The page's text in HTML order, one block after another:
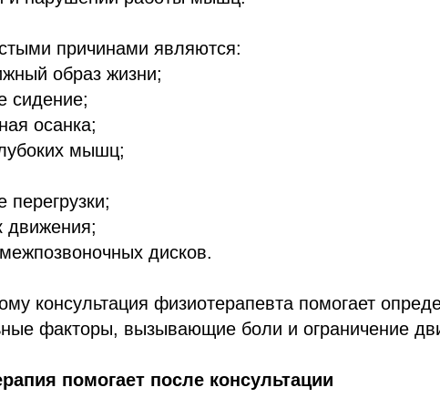
причинами являются:
образ жизни;
сидение;
осанка;
мышц;
перегрузки;
движения;
дисков.
консультация физиотерапевта помогает
факторы, вызывающие боли и ограничение
помогает после консультации